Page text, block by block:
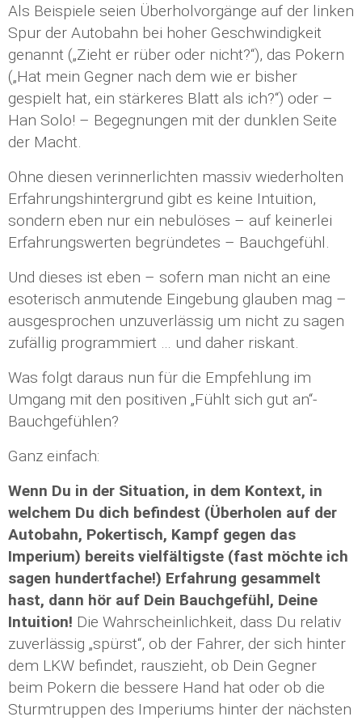
Als Beispiele seien Überholvorgänge auf der linken
Spur der Autobahn bei hoher Geschwindigkeit
genannt („Zieht er rüber oder nicht?“), das Pokern
(„Hat mein Gegner nach dem wie er bisher
gespielt hat, ein stärkeres Blatt als ich?“) oder –
Han Solo! – Begegnungen mit der dunklen Seite
der Macht.
Ohne diesen verinnerlichten massiv wiederholten
Erfahrungshintergrund gibt es keine Intuition,
sondern eben nur ein nebulöses – auf keinerlei
Erfahrungswerten begründetes – Bauchgefühl.
Und dieses ist eben – sofern man nicht an eine
esoterisch anmutende Eingebung glauben mag –
ausgesprochen unzuverlässig um nicht zu sagen
zufällig programmiert … und daher riskant.
Was folgt daraus nun für die Empfehlung im
Umgang mit den positiven „Fühlt sich gut an“-
Bauchgefühlen?
Ganz einfach:
Wenn Du in der Situation, in dem Kontext, in
welchem Du dich befindest (Überholen auf der
Autobahn, Pokertisch, Kampf gegen das
Imperium) bereits vielfältigste (fast möchte ich
sagen hundertfache!) Erfahrung gesammelt
hast, dann hör auf Dein Bauchgefühl, Deine
Intuition! Die Wahrscheinlichkeit, dass Du relativ
zuverlässig „spürst“, ob der Fahrer, der sich hinter
dem LKW befindet, rauszieht, ob Dein Gegner
beim Pokern die bessere Hand hat oder ob die
Sturmtruppen des Imperiums hinter der nächsten